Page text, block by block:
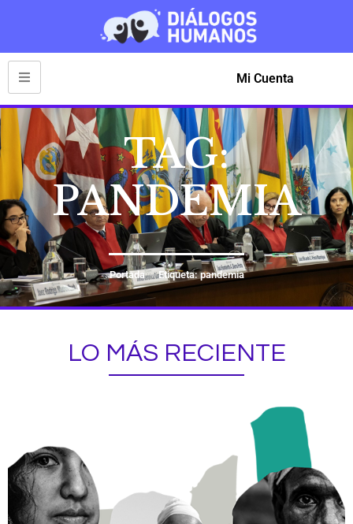
Mi Cuenta
TAG:
PANDEMIA
Portada Etiqueta: pandemia
LO MÁS RECIENTE